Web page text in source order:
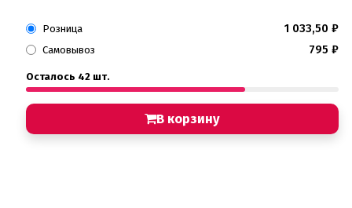
Розница 1 033,50 ₽
Самовывоз 795 ₽
Осталось 42 шт.
В корзину